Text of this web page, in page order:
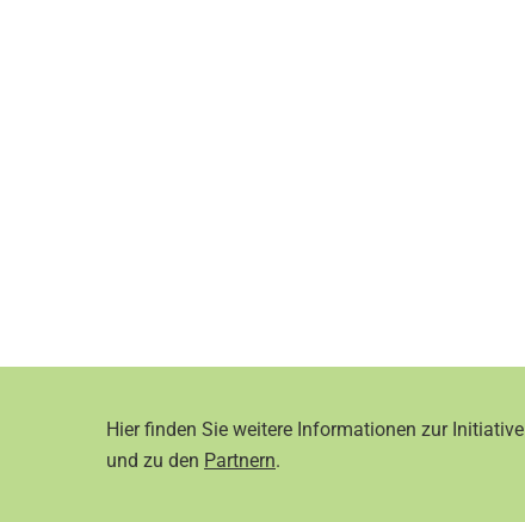
Hier finden Sie weitere Informationen zur Initiative
und zu den Partnern.